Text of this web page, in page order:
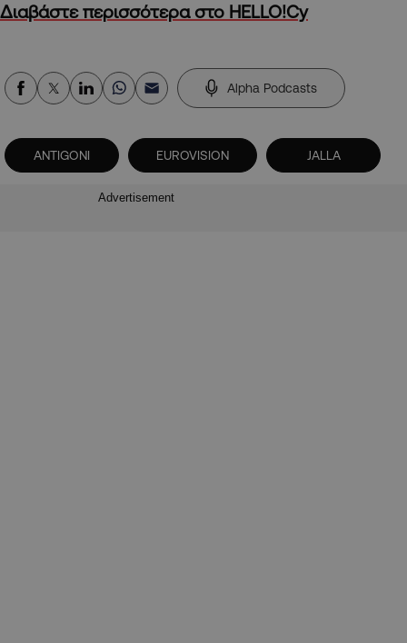
Διαβάστε περισσότερα στο HELLO!Cy
Alpha Podcasts
ANTIGONI EUROVISION JALLA
Advertisement